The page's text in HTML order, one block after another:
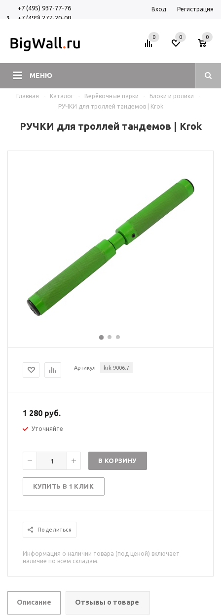
+7 (495) 937-77-76
+7 (499) 277-20-08
Вход Регистрация
МЕНЮ
0 0
0
Главная - Каталог - Верёвочные парки - Блоки и ролики
-
РУЧКИ для троллей тандемов | Krok
РУЧКИ для троллей тандемов | Krok
Артикул krk 9006.7
1 280 руб.
Уточняйте
В КОРЗИНУ
КУПИТЬ В 1 КЛИК
Поделиться
Информация о наличии товара (под ценой) включает
наличие по всем складам.
Описание Отзывы о товаре